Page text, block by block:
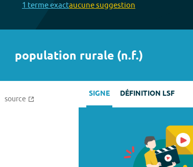
1 termeexactaucunesuggestion
population rurale(n.f.)
source SIGNE DÉFINITION LSF